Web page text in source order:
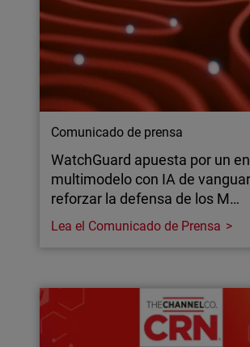
Comunicado de prensa
WatchGuard apuesta por un
multimodelo con IA de
reforzar la defensa de los M…
Lea el Comunicado de Prensa